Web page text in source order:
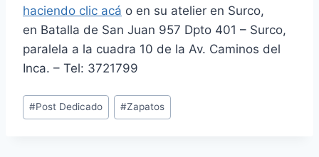
haciendo clic acá o en su atelier en Surco,
en Batalla de San Juan 957 Dpto 401 – Surco,
paralela a la cuadra 10 de la Av. Caminos del
Inca. – Tel: 3721799
Post
Tags:
#Post Dedicado #Zapatos